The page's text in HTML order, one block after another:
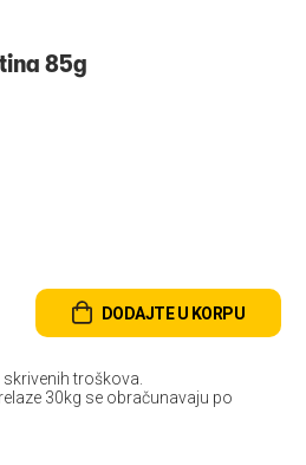
85g
DODAJTE U KORPU
troškova.
30kg se obračunavaju po